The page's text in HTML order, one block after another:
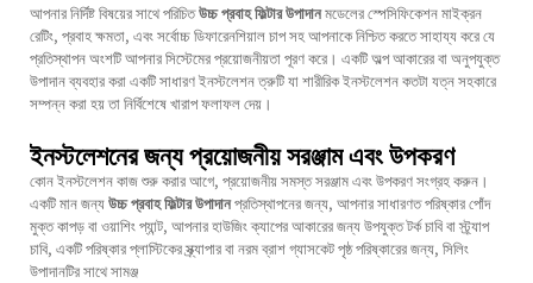
আপনার নির্দিষ্ট বিষয়ের সাথে পরিচিতউচ্চ প্রবাহ ফিল্টার উপাদানমডেলের স্পেসিফিকেশন মাইক্রন
রেটিং, প্রবাহ ক্ষমতা, এবং সর্বোচ্চ ডিফারেনশিয়াল চাপ সহ আপনাকে নিশ্চিত করতে সাহায্য করে যে
প্রতিস্থাপন অংশটি আপনার সিস্টেমের প্রয়োজনীয়তা পূরণ করে। একটি অল্প আকারের বা অনুপযুক্ত
উপাদান ব্যবহার করা একটি সাধারণ ইনস্টলেশন ত্রুটি যা শারীরিক ইনস্টলেশন কতটা যত্ন সহকারে
সম্পন্ন করা হয় তা নির্বিশেষে খারাপ ফলাফল দেয়।
ইনস্টলেশনের জন্য প্রয়োজনীয় সরঞ্জাম এবং উপকরণ
কোন ইনস্টলেশন কাজ শুরু করার আগে, প্রয়োজনীয় সমস্ত সরঞ্জাম এবং উপকরণ সংগ্রহ করুন।
একটি মান জন্যউচ্চ প্রবাহ ফিল্টার উপাদানপ্রতিস্থাপনের জন্য, আপনার সাধারণত পরিষ্কার পোঁদ
মুক্ত কাপড় বা ওয়াশিং প্যান্ট, আপনার হাউজিং ক্যাপের আকারের জন্য উপযুক্ত টর্ক চাবি বা স্ট্র্যাপ
চাবি, একটি পরিষ্কার প্লাস্টিকের স্ক্র্যাপার বা নরম ব্রাশ গ্যাসকেট পৃষ্ঠ পরিষ্কারের জন্য, সিলিং
উপাদানটির সাথে সামঞ্জ